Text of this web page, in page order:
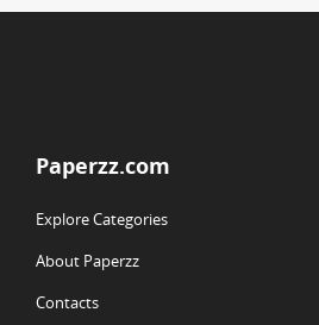
Paperzz.com
Explore Categories
About Paperzz
Contacts